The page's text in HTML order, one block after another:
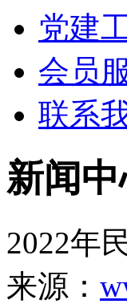
党建
会员
联系
新闻
2022年
来源：